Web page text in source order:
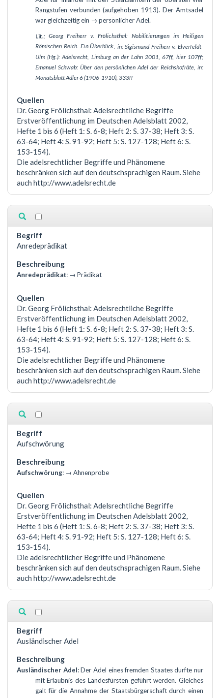
Rangstufen verbunden (aufgehoben 1913). Der Amtsadel
war gleichzeitig ein → persönlicher Adel.
Lit.: Georg Freiherr v. Frölichsthal: Nobilitierungen im Heiligen
Römischen Reich. Ein Überblick, in: Sigismund Freiherr v. Elverfeldt-
Ulm (Hg.): Adelsrecht, Limburg an der Lahn 2001, 67ff, hier 107ff;
Emanuel Schwab: Über den persönlichen Adel der Reichshofräte, in:
Monatsblatt Adler 6 (1906-1910), 333ff
Dr. Georg Frölichsthal: Adelsrechtliche Begriffe
Erstveröffentlichung im Deutschen Adelsblatt 2002,
Hefte 1 bis 6 (Heft 1: S. 6-8; Heft 2: S. 37-38; Heft 3: S.
63-64; Heft 4: S. 91-92; Heft 5: S. 127-128; Heft 6: S.
153-154).
Die adelsrechtlicher Begriffe und Phänomene
beschränken sich auf den deutschsprachigen Raum. Siehe
auch http://www.adelsrecht.de
Anredeprädikat
Anredeprädikat: → Prädikat
Dr. Georg Frölichsthal: Adelsrechtliche Begriffe
Erstveröffentlichung im Deutschen Adelsblatt 2002,
Hefte 1 bis 6 (Heft 1: S. 6-8; Heft 2: S. 37-38; Heft 3: S.
63-64; Heft 4: S. 91-92; Heft 5: S. 127-128; Heft 6: S.
153-154).
Die adelsrechtlicher Begriffe und Phänomene
beschränken sich auf den deutschsprachigen Raum. Siehe
auch http://www.adelsrecht.de
Aufschwörung
Aufschwörung: → Ahnenprobe
Dr. Georg Frölichsthal: Adelsrechtliche Begriffe
Erstveröffentlichung im Deutschen Adelsblatt 2002,
Hefte 1 bis 6 (Heft 1: S. 6-8; Heft 2: S. 37-38; Heft 3: S.
63-64; Heft 4: S. 91-92; Heft 5: S. 127-128; Heft 6: S.
153-154).
Die adelsrechtlicher Begriffe und Phänomene
beschränken sich auf den deutschsprachigen Raum. Siehe
auch http://www.adelsrecht.de
Ausländischer Adel
Ausländischer Adel: Der Adel eines fremden Staates durfte nur
mit Erlaubnis des Landesfürsten geführt werden. Gleiches
galt für die Annahme der Staatsbürgerschaft durch einen